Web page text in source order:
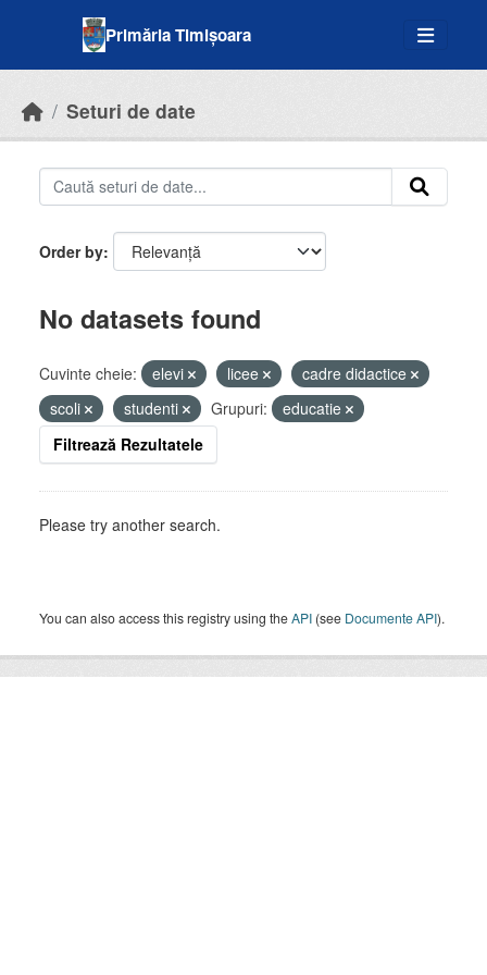
Primăria Timișoara
Seturi de date
Order by
No datasets found
Cuvinte cheie: elevi licee
cadre didactice
scoli
studenti Grupuri:
educatie
Filtrează Rezultatele
Please try another search.
You can also access this registry using theAPI (see Documente API).